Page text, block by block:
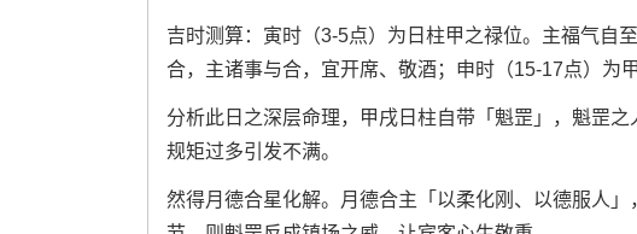
吉时测算：寅时（3-5点）为日柱甲之禄位。主福气自
合，主诸事与合，宜开席、敬酒；申时（15-17点）为
分析此日之深层命理，甲戌日柱自带「魁罡」，魁罡
规矩过多引发不满。
然得月德合星化解。月德合主「以柔化刚、以德服人